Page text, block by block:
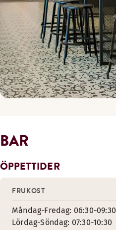
BAR
ÖPPETTIDER
FRUKOST
Måndag-Fredag: 06:30-09:30
Lördag-Söndag: 07:30-10:30